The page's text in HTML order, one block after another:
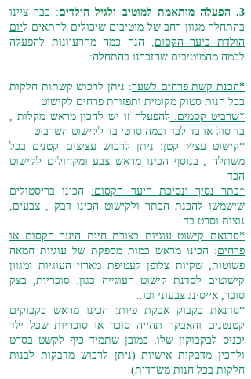
3. הפעלה מותאמת למוטיב ולגיל הילדים
: כבר ציינו
בהתחלה מגוון רחב של מוטיבים שיכולים להתאים ליום
הולדת ביער הקסום
הנה כמה מהרעיונות להפעלה
לכמה מהמוטיבים שהזכרנו בהתחלה:
*הכנת קשת פרחים לשער: ניתן לרכוש קשתות חלקות
בכל חנות סטוק מקומית ותפזורת פרחים לקישוט
*שרביט קסמים: להפעלה זו יש להכין מראש מקלות ,
בד סול או בד לבד וכמה סרטי בד לקישוט השרביט
*קישוט עציץ קטן: ניתן לרכוש עציצים קטנים בכל
משתלה , בנוסף הכינו מראש צבע ומקחולים לקישוט
הכד
*כתר נסיך ונסיכת היער הקסום: הכינו בריסטולים
שישמשו להכנת הכתר ולקישוט הכינו דבק , צבעים,
נוצות וסרט בד
*סדנאת קישוט עוגיות בצורת חיות היער הקסום או
פרחים: הכינו מראש כמות מספקת של עוגיות חמאה
פשוטות, שקיות צלופן לעטיפת מארזי העוגיות ומגוון
קישוטים לסדנת קישוט העוגייה כגון: סוכריות, בצק
סוכר, אייסינג צבעוני וכו..
*סדנאת בקבוק אבקת פיות: הכינו מראש בקבוקים
קטנטנים והאבקה תהייה סוכר או סוכריות שכל ילד
יכניס לבקבוקון שלו, כמובן שתמיד כיף לקשט בסרט
ולהכין מדבקות אישיות (ניתן לרכוש מדבקות לבנות
חלקות בכל חנות משרדית)